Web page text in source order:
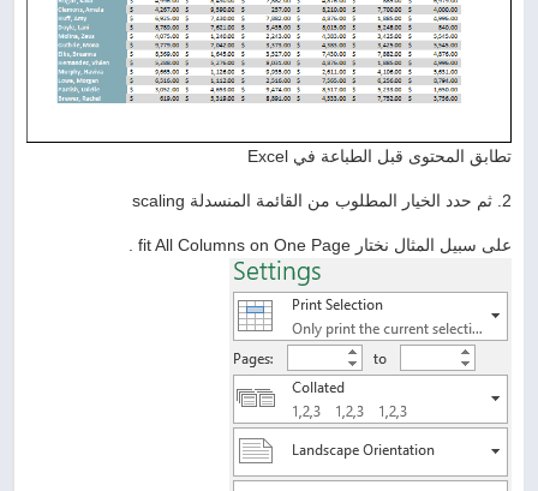
تطابق المحتوى قبل الطباعة في Excel
2. ثم حدد الخيار المطلوب من القائمة المنسدلة scaling
على سبيل المثال نختار fit All Columns on One Page .